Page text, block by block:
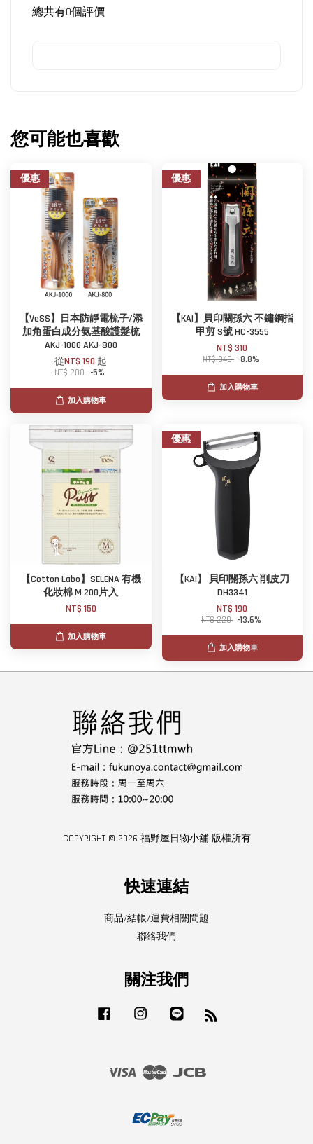
總共有0個評價
您可能也喜歡
優惠
【VeSS】日本防靜電梳子/添
加角蛋白成分氨基酸護髮梳
AKJ-1000 AKJ-800
從NT$ 190 起
NT$ 200 -5%
加入購物車
優惠
【KAI】貝印關孫六 不鏽鋼指
甲剪 S號 HC-3555
NT$ 310
NT$ 340 -8.8%
加入購物車
【Cotton Labo】SELENA 有機
化妝棉 M 200片入
NT$ 150
加入購物車
優惠
【KAI】 貝印關孫六 削皮刀
DH3341
NT$ 190
NT$ 220 -13.6%
加入購物車
COPYRIGHT © 2026 福野屋日物小舖 版權所有
快速連結
商品/結帳/運費相關問題
聯絡我們
關注我們
Facebook Instagram
Visa Master